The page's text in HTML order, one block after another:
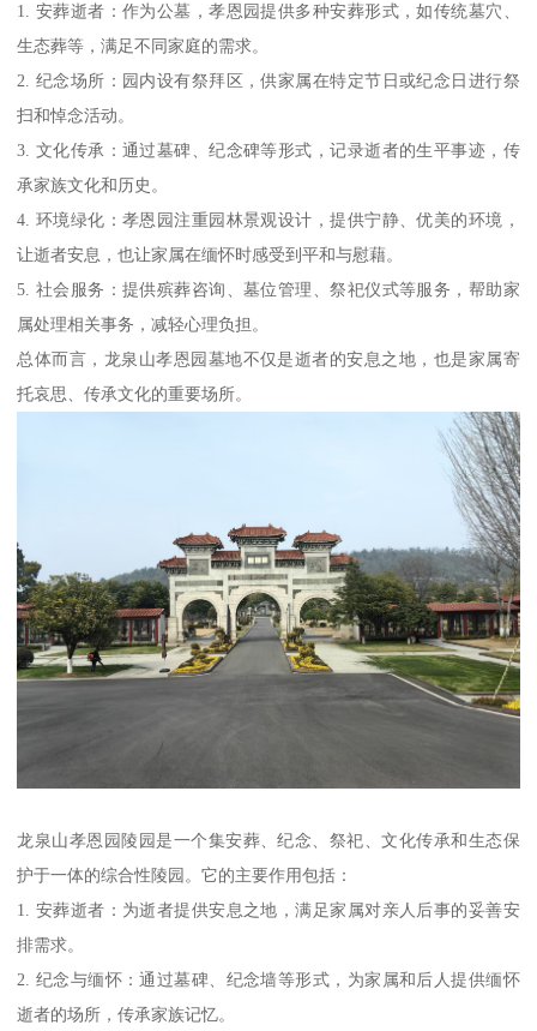
1. 安葬逝者：作为公墓，孝恩园提供多种安葬形式，如传统墓穴、
生态葬等，满足不同家庭的需求。
2. 纪念场所：园内设有祭拜区，供家属在特定节日或纪念日进行祭
扫和悼念活动。
3. 文化传承：通过墓碑、纪念碑等形式，记录逝者的生平事迹，传
承家族文化和历史。
4. 环境绿化：孝恩园注重园林景观设计，提供宁静、优美的环境，
让逝者安息，也让家属在缅怀时感受到平和与慰藉。
5. 社会服务：提供殡葬咨询、墓位管理、祭祀仪式等服务，帮助家
属处理相关事务，减轻心理负担。
总体而言，龙泉山孝恩园墓地不仅是逝者的安息之地，也是家属寄
托哀思、传承文化的重要场所。
龙泉山孝恩园陵园是一个集安葬、纪念、祭祀、文化传承和生态保
护于一体的综合性陵园。它的主要作用包括：
1. 安葬逝者：为逝者提供安息之地，满足家属对亲人后事的妥善安
排需求。
2. 纪念与缅怀：通过墓碑、纪念墙等形式，为家属和后人提供缅怀
逝者的场所，传承家族记忆。